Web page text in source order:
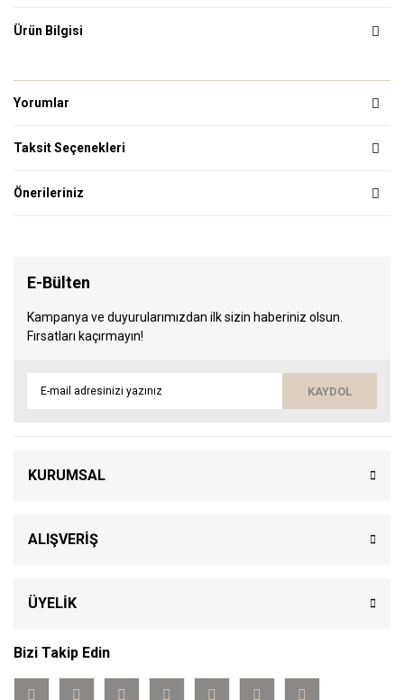
Ürün Bilgisi
Yorumlar
Taksit Seçenekleri
Önerileriniz
E-Bülten
Kampanya ve duyurularımızdan ilk sizin haberiniz olsun.
Fırsatları kaçırmayın!
KAYDOL
KURUMSAL
ALIŞVERİŞ
ÜYELİK
Bizi Takip Edin